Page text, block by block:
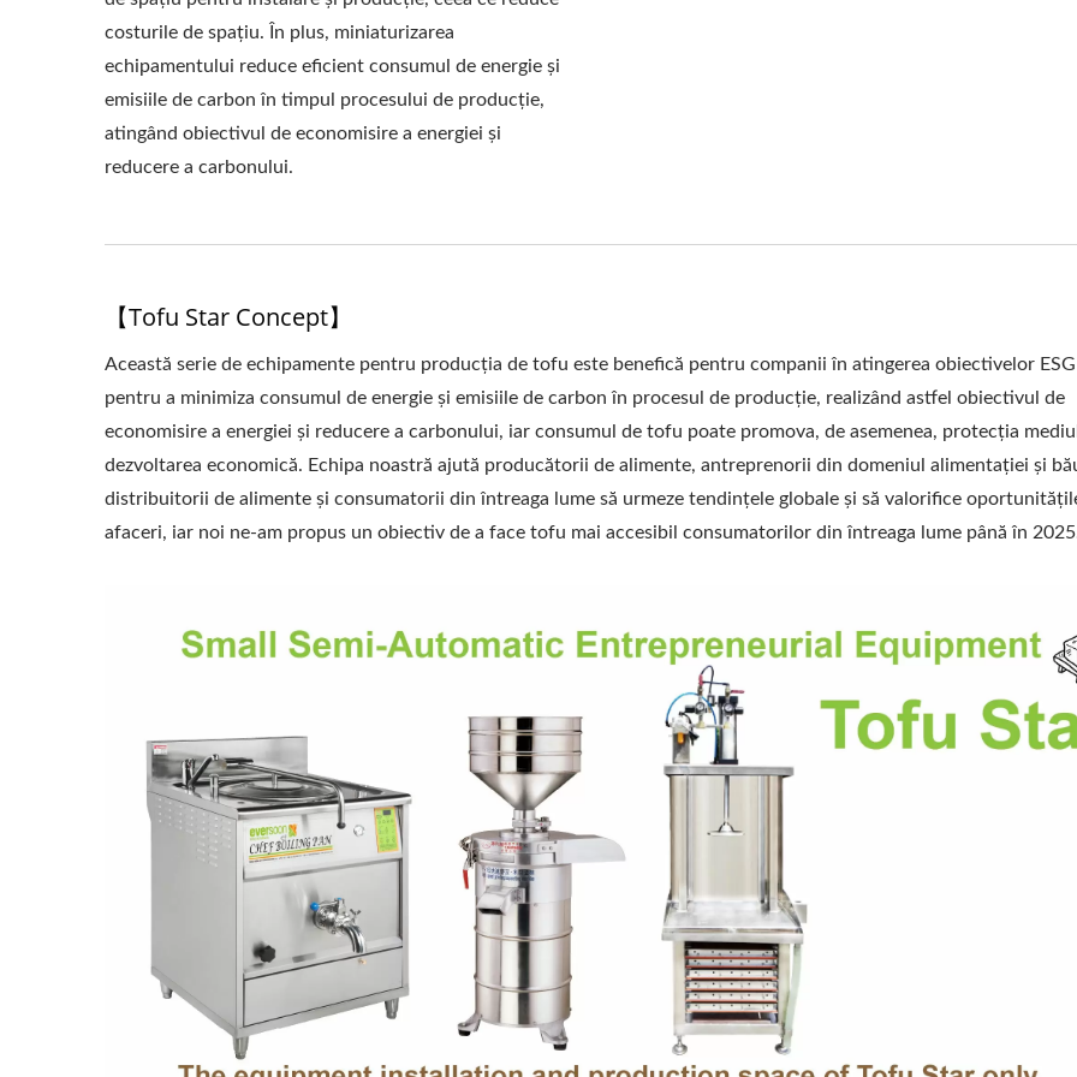
PRODUCȚIE A TOFU, PREȚUL LINIEI DE
MAKER DE TOFU, MAȘINĂ AUTOMATĂ DE
CARNE VEGANĂ, LINIE DE PRODUCȚIE DE
ECHIPAMENTE ȘI MAȘINI PENTRU TOFU
COMERCIALĂ PENTRU TOFU / LIDER AL
DE FABRICARE A TOFU-ULUI ȘI
PRIORITATE DE TOP ÎN SIGURANȚA
costurile de spațiu. În plus, miniaturizarea
echipamentului reduce eficient consumul de energie și
emisiile de carbon în timpul procesului de producție,
atingând obiectivul de economisire a energiei și
reducere a carbonului.
【Tofu Star Concept】
Această serie de echipamente pentru producția de tofu este benefică pentru companii în atingerea obiectivelor ESG
pentru a minimiza consumul de energie și emisiile de carbon în procesul de producție, realizând astfel obiectivul de
economisire a energiei și reducere a carbonului, iar consumul de tofu poate promova, de asemenea, protecția
dezvoltarea economică. Echipa noastră ajută producătorii de alimente, antreprenorii din domeniul alimentației și
distribuitorii de alimente și consumatorii din întreaga lume să urmeze tendințele globale și să valorifice
afaceri, iar noi ne-am propus un obiectiv de a face tofu mai accesibil consumatorilor din întreaga lume până în
Linie De Producție Automată
De Tofu Pentru Boabe Uscate
De 220kg.
Mică Fabrică De Tofu-Tofu